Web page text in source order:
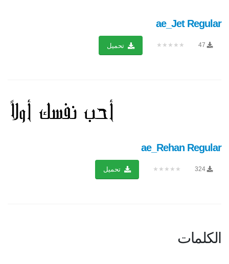
ae_Jet Regular
47
★★★★★ تحميل
ae_Rehan Regular
324
★★★★★ تحميل
الكلمات